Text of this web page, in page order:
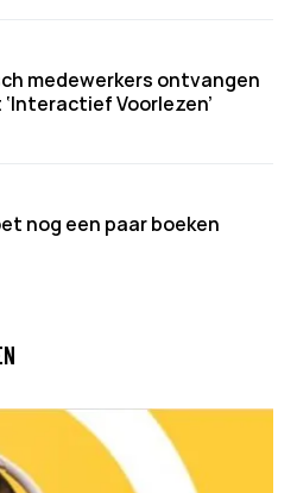
medewerkers ontvangen
Voorlezen’
nog een paar boeken